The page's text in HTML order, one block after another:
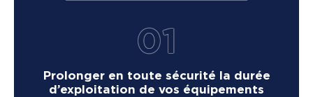
01
Prolonger en toute sécurité la durée
d’exploitation de vos équipements